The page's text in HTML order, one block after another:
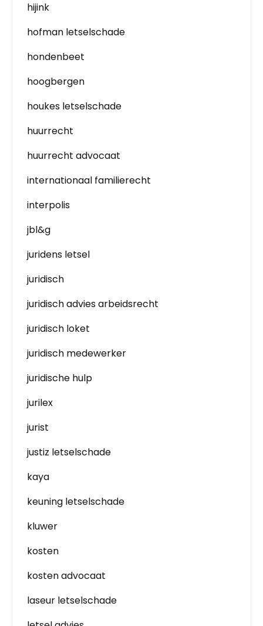
hijink
hofman letselschade
hondenbeet
hoogbergen
houkes letselschade
huurrecht
huurrecht advocaat
internationaal familierecht
interpolis
jbl&g
juridens letsel
juridisch
juridisch advies arbeidsrecht
juridisch loket
juridisch medewerker
juridische hulp
jurilex
jurist
justiz letselschade
kaya
keuning letselschade
kluwer
kosten
kosten advocaat
laseur letselschade